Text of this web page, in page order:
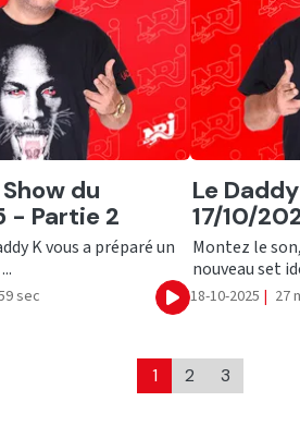
du
- Partie 2
K vous a préparé un
sec Ecouter
Ecouter
Le
17/10/
Montez le
nouveau set
18-10-2025 | 27
1 2 3